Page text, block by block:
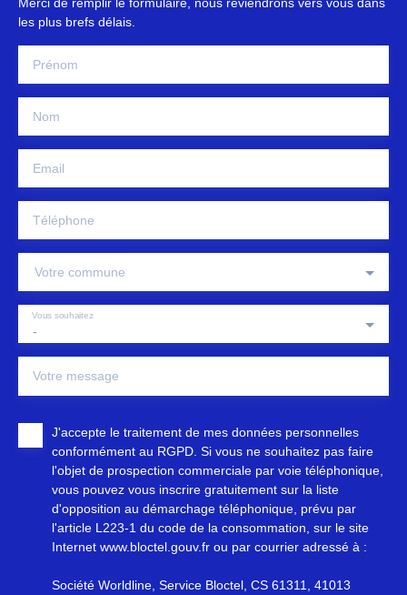
les plus brefs délais.
Prénom
Nom
Email
Téléphone
Votre commune
-
Vous souhaitez
Votre message
J'accepte le traitement de mes données personnelles
conformément au RGPD. Si vous ne souhaitez pas faire
l'objet de prospection commerciale par voie téléphonique,
vous pouvez vous inscrire gratuitement sur la liste
d'opposition au démarchage téléphonique, prévu par
l'article L223-1 du code de la consommation, sur le site
Internet www.bloctel.gouv.fr ou par courrier adressé à :
Société Worldline, Service Bloctel, CS 61311, 41013